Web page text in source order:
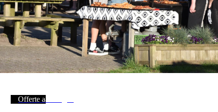
Offerte aanvragen